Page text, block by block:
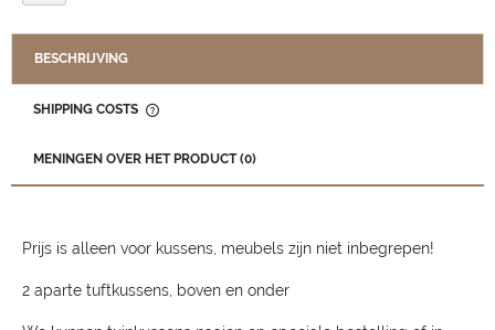
BESCHRIJVING
SHIPPING COSTS
MENINGEN OVER HET PRODUCT (0)
Prijs is alleen voor kussens, meubels zijn niet inbegrepen!
2 aparte tuftkussens, boven en onder